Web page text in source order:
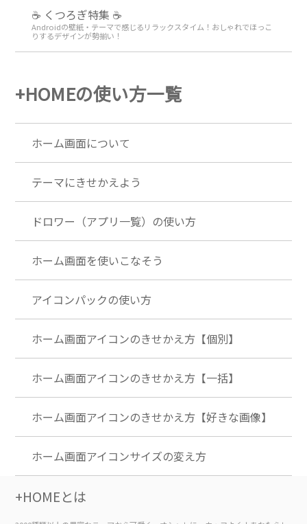
☕ くつろぎ特集 ☕
Androidの壁紙・テーマで感じるリラックスタイム！おしゃれでほっこ
りするデザインが勢揃い！
+HOMEの使い方一覧
ホーム画面について
テーマにきせかえよう
ドロワー（アプリ一覧）の使い方
ホーム画面を使いこなそう
アイコンパックの使い方
ホーム画面アイコンのきせかえ方【個別】
ホーム画面アイコンのきせかえ方【一括】
ホーム画面アイコンのきせかえ方【好きな画像】
ホーム画面アイコンサイズの変え方
+HOMEとは